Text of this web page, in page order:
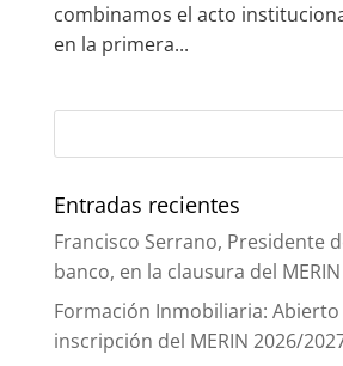
combinamos el acto
en la primera...
Entradas recientes
Francisco Serrano, Presidente
banco, en la clausura del
Formación Inmobiliaria:
inscripción del MERIN 2026/